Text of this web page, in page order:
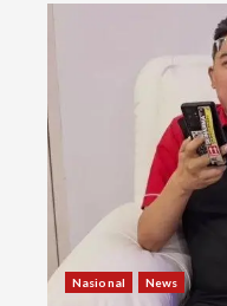
Hukuman
Setya
Novanto
Dipotong
Jadi
12,5
Tahun
Penjara
Nasional News